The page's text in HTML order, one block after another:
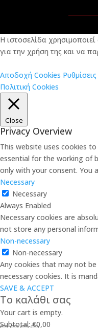
Η ιστοσελίδα
για την χρήση της και να
Αποδοχή Cookies Ρυθμίσεις
Πολιτική Cookies
Close
Privacy Overview
This website uses cookies
essential for the working of
only with your consent. You
Necessary
Necessary
Always Enabled
Necessary cookies are
not store any personal
Non-necessary
Non-necessary
Any cookies that may not
necessary cookies. It is
SAVE & ACCEPT
Το καλάθι σας
Your cart is empty.
Subtotal: €0,00